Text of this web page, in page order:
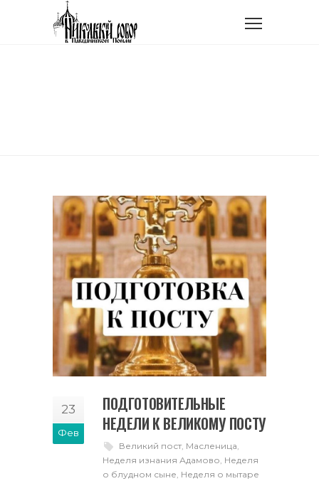
23
Фев
ПОДГОТОВИТЕЛЬНЫЕ
НЕДЕЛИ К ВЕЛИКОМУ ПОСТУ
Великий пост, Масленица
Неделя изнания Адамово Неделя
о блудном сыне Неделя о мытаре